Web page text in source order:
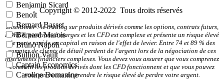
Benjamin Sicard
Benoît
Bernard Basset
Bernard Marois
Bruno Napoli
Bullion Vault
Captain Economics
Caroline Domanine
Copyright © 2012-2022 Tous droits réservés
Disclaimer : le trading sur produits dérivés comme les options, contrats futurs,
FOREX, positions à marges et les CFD est complexe et présente un risque élevé
de perte rapide en capital en raison de l'effet de levier. Entre 74 et 89 % des
comptes de clients de détail perdent de l'argent lors de la négociation de ces
instruments financiers complexes. Vous devez vous assurer que vous comprenez
comment les produits dérivés dont les CFD fonctionnent et que vous pouvez
vous permettre de prendre le risque élevé de perdre votre argent.